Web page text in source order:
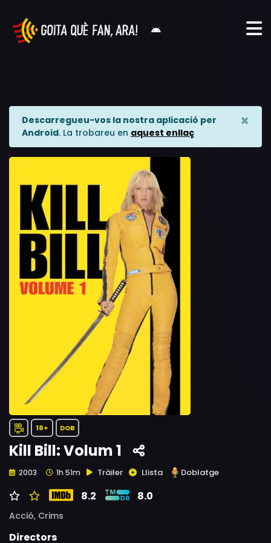
Descarregueu-vos la nostra aplicació per
Android. La trobareu en aquest enllaç
×
18+ DOB
Kill Bill: Volum 1
2003 1h 51m Tràiler Llista Doblatge
8.2 8.0
Acció, Crims
Directors